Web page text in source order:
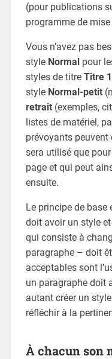
(pour publications
programme de mise
Vous n’avez pas
style Normalpour
styles de titre Titre 1
style Normal-petit
retrait (exemples,
listes de matériel,
prévoyants peuvent
sera utilisé que
page et qui peut
ensuite.
Le principe de base
doit avoir un style
qui consiste à
paragraphe – doit
acceptables sont
un paragraphe doit
autant créer un
réfléchir à la
À chacun son